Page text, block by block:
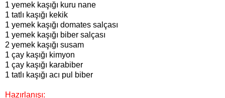
1 yemek kaşığı kuru nane
1 tatlı kaşığı kekik
1 yemek kaşığı domates salçası
1 yemek kaşığı biber salçası
2 yemek kaşığı susam
1 çay kaşığı kimyon
1 çay kaşığı karabiber
1 tatlı kaşığı acı pul biber
Hazırlanışı: